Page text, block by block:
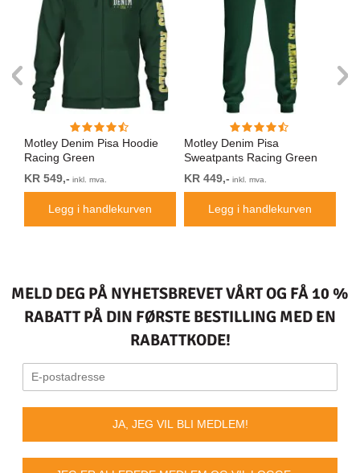
Motley Denim Pisa Hoodie
Racing Green
KR 549,- inkl. mva.
Legg i handlekurven
Motley Denim Pisa
Sweatpants Racing Green
KR 449,- inkl. mva.
Legg i handlekurven
MELD DEG PÅ NYHETSBREVET VÅRT OG FÅ 10 %
RABATT PÅ DIN FØRSTE BESTILLING MED EN
RABATTKODE!
JA, JEG VIL BLI MEDLEM!